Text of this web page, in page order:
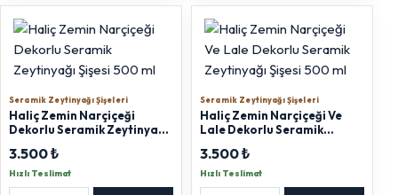
Seramik Zeytinyağı Şişeleri
Haliç Zemin Narçiçeği
Dekorlu Seramik Zeytinyağı
3.500 ₺
Hızlı Teslimat
Seramik Zeytinyağı Şişeleri
Haliç Zemin Narçiçeği Ve
Lale Dekorlu Seramik
3.500 ₺
Hızlı Teslimat